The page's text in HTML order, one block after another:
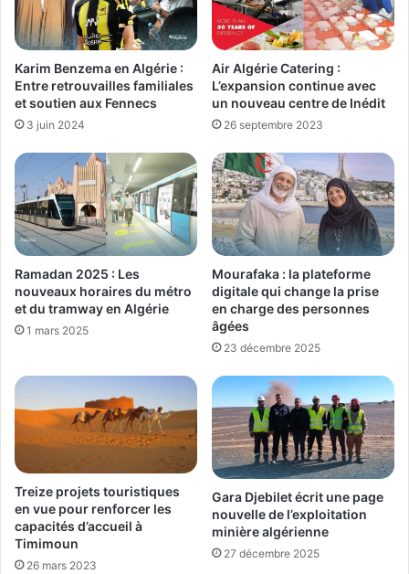
Karim Benzema en Algérie :
Entre retrouvailles familiales
et soutien aux Fennecs
3 juin 2024
Air Algérie Catering :
L’expansion continue avec
un nouveau centre de Inédit
26 septembre 2023
Ramadan 2025 : Les
nouveaux horaires du métro
et du tramway en Algérie
1 mars 2025
Mourafaka : la plateforme
digitale qui change la prise
en charge des personnes
âgées
23 décembre 2025
Treize projets touristiques
en vue pour renforcer les
capacités d’accueil à
Timimoun
26 mars 2023
Gara Djebilet écrit une page
nouvelle de l’exploitation
minière algérienne
27 décembre 2025